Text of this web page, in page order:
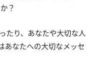
？
たり、あなたや大切な人
なたへの大切なメッセ